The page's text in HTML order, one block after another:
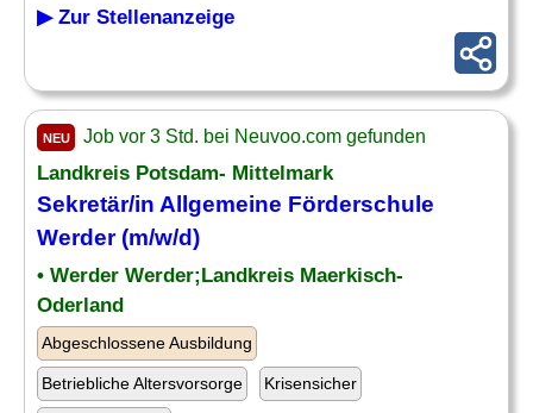
▶ Zur Stellenanzeige
NEU Job vor 3 Std. bei Neuvoo.com gefunden
Landkreis Potsdam- Mittelmark
Sekretär/in Allgemeine Förderschule
Werder (m/w/d)
• Werder Werder;Landkreis Maerkisch-
Oderland
Abgeschlossene Ausbildung
Betriebliche Altersvorsorge Krisensicher